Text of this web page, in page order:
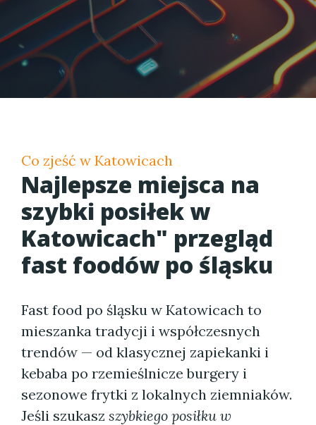
Co zjeść w Katowicach
Najlepsze miejsca na
szybki posiłek w
Katowicach" przegląd
fast foodów po śląsku
Fast food po śląsku w Katowicach to
mieszanka tradycji i współczesnych
trendów — od klasycznej zapiekanki i
kebaba po rzemieślnicze burgery i
sezonowe frytki z lokalnych ziemniaków.
Jeśli szukasz szybkiego posiłku w